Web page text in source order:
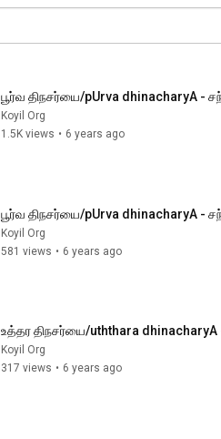
பூர்வ திநசர்யை/pUrva dhinacharyA -
Koyil Org
1.5K views • 6 years ago
பூர்வ திநசர்யை/pUrva dhinacharyA -
Koyil Org
581 views • 6 years ago
உத்தர திநசர்யை/uththara
Koyil Org
317 views • 6 years ago